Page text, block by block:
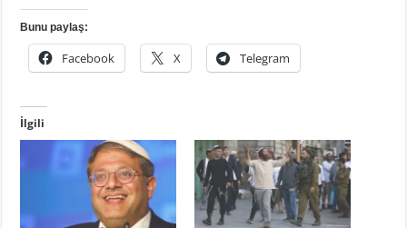
Bunu paylaş:
Facebook X Telegram
İlgili